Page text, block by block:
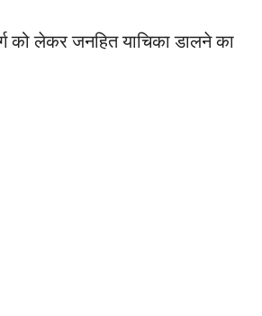
को लेकर जनहित याचिका डालने का